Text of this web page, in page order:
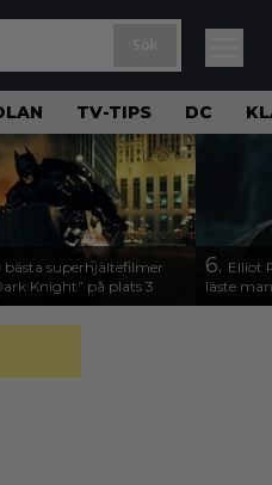
TV-TIPS DC
bästa superhjältefilmer
Knight” på plats 3
6. Elliot
läste